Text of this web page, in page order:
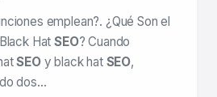
emplean?. ¿Qué Son el
HatSEO? Cuando
SEOy black hat SEO,
dos…